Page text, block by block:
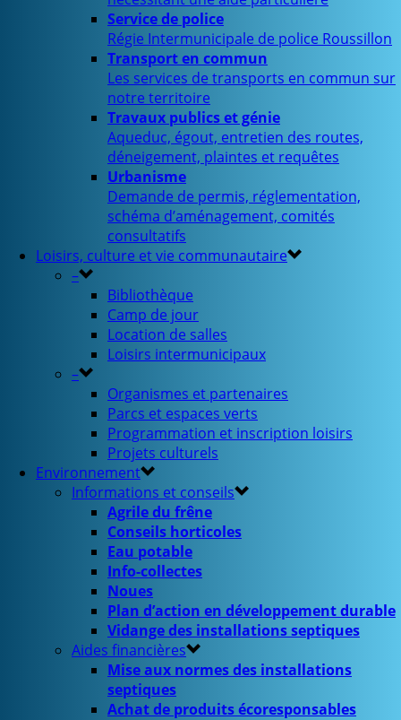
Service de police
Régie Intermunicipale de police Roussillon
Transport en commun
Les services de transports en commun sur
notre territoire
Travaux publics et génie
Aqueduc, égout, entretien des routes,
déneigement, plaintes et requêtes
Urbanisme
Demande de permis, réglementation,
schéma d’aménagement, comités
consultatifs
Loisirs, culture et vie communautaire
–
Bibliothèque
Camp de jour
Location de salles
Loisirs intermunicipaux
–
Organismes et partenaires
Parcs et espaces verts
Programmation et inscription loisirs
Projets culturels
Environnement
Informations et conseils
Agrile du frêne
Conseils horticoles
Eau potable
Info-collectes
Noues
Plan d’action en développement durable
Vidange des installations septiques
Aides financières
Mise aux normes des installations
septiques
Achat de produits écoresponsables